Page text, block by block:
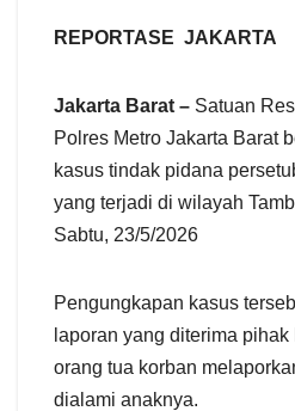
a
REPORTASE JAKARTA
Jakarta Barat – Satuan
Polres Metro Jakarta Barat
kasus tindak pidana
yang terjadi di wilayah
Sabtu, 23/5/2026
Pengungkapan kasus
laporan yang diterima
orang tua korban
dialami anaknya.